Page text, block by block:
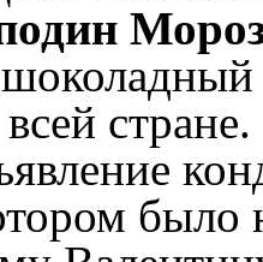
стране.